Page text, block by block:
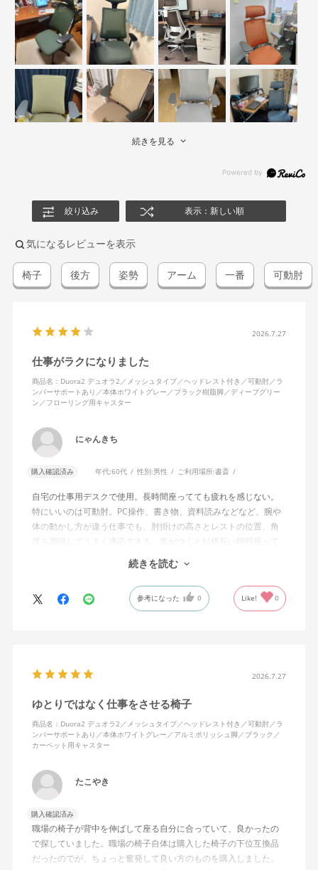
続きを見る
絞り込み 表示：新しい順
気になるレビューを表示
椅子 後方 姿勢 アーム 一番 可動肘
2026.7.27
仕事がラクになりました
商品名：Duora2 デュオラ2／メッシュタイプ／ヘッドレスト付き／可動肘／ラ
ンバーサポートあり／本体ホワイトグレー／ブラック樹脂脚／ディープグリー
ン／フローリング用キャスター
にゃんきち
購入確認済み 年代:60代 性別:男性 ご利用場所:書斎
自宅の仕事用デスクで使用。長時間座ってても疲れを感じない。
特にいいのは可動肘。PC操作、書き物、資料読みなどなど、腕や
体の動かし方が違う仕事でも、肘掛けの高さとレストの位置、角
度を調節してうまく適応できる。気がつくと結構長い時間座って
ランバーサポートは思ったよりやさしいサポート。従来使ってい
た骨盤サポートチェアよりも支える感じは緩やかだが、姿勢の崩
の夏の暑さを考えてメッシュを選んで正解。暑気が上がる2階の仕
ープグリーンも爽やかさを感じさせてGOOD。
シンプルで機能性の高いバランスのとれたチェア。背面とヘッド
レストにもたれかかるような使い方はまだあまりしていないが、
続きを読む
参考になった 0 Like! 0
2026.7.27
ゆとりではなく仕事をさせる椅子
商品名：Duora2 デュオラ2／メッシュタイプ／ヘッドレスト付き／可動肘／ラ
ンバーサポートあり／本体ホワイトグレー／アルミポリッシュ脚／ブラック／
カーペット用キャスター
たこやき
購入確認済み
職場の椅子が背中を伸ばして座る自分に合っていて、良かったの
で探していました。職場の椅子自体は購入した椅子の下位互換品
だったのでが、ちょっと奮発して良い方のものを購入しました。